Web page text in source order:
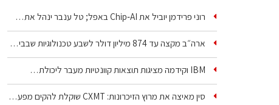
רוני פרידמן יוביל את Chip‑AI באפל; טל ענבר ינהל את…
ארה״ב מקצה עד 874 מיליון דולר לשבע טכנולוגיות שבבים…
IBM וקידמה מציגות תוצאות קוונטיות מעבר ליכולת…
סין מאיצה את מרוץ הזיכרונות: CXMT שוקלת להקים מפעל…